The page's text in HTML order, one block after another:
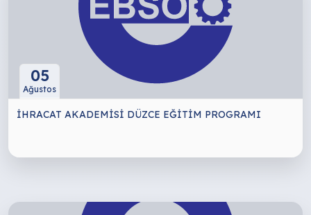
05
Ağustos
İHRACAT AKADEMİSİ DÜZCE EĞİTİM PROGRAMI